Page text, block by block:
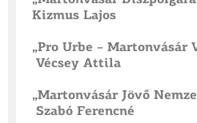
Kizmus Lajos
„Pro Urbe – Martonvásár
Vécsey Attila
„Martonvásár Jövő
Szabó Ferencné